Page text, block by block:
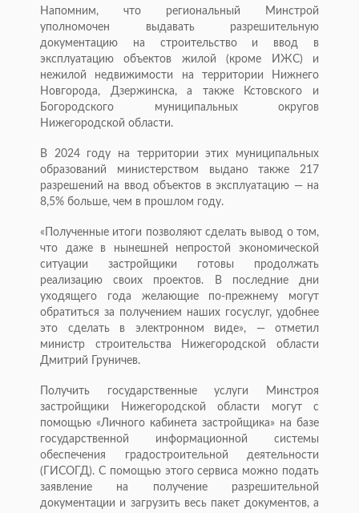
Напомним, что региональный Минстрой
уполномочен выдавать разрешительную
документацию на строительство и ввод в
эксплуатацию объектов жилой (кроме ИЖС) и
нежилой недвижимости на территории Нижнего
Новгорода, Дзержинска, а также Кстовского и
Богородского муниципальных округов
Нижегородской области.
В 2024 году на территории этих муниципальных
образований министерством выдано также 217
разрешений на ввод объектов в эксплуатацию — на
8,5% больше, чем в прошлом году.
«Полученные итоги позволяют сделать вывод о том,
что даже в нынешней непростой экономической
ситуации застройщики готовы продолжать
реализацию своих проектов. В последние дни
уходящего года желающие по-прежнему могут
обратиться за получением наших госуслуг, удобнее
это сделать в электронном виде», — отметил
министр строительства Нижегородской области
Дмитрий Груничев.
Получить государственные услуги Минстроя
застройщики Нижегородской области могут с
помощью «Личного кабинета застройщика» на базе
государственной информационной системы
обеспечения градостроительной деятельности
(ГИСОГД). С помощью этого сервиса можно подать
заявление на получение разрешительной
документации и загрузить весь пакет документов, а